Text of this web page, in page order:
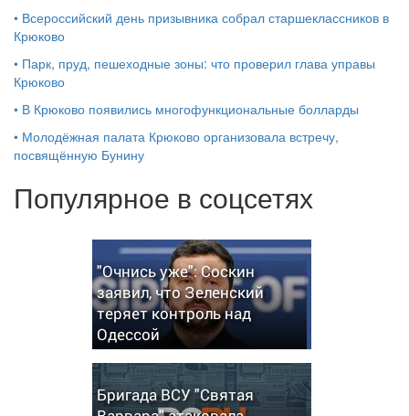
• Всероссийский день призывника собрал старшеклассников в
Крюково
• Парк, пруд, пешеходные зоны: что проверил глава управы
Крюково
• В Крюково появились многофункциональные болларды
• Молодёжная палата Крюково организовала встречу,
посвящённую Бунину
Популярное в соцсетях
"Очнись уже": Соскин
заявил, что Зеленский
теряет контроль над
Одессой
Бригада ВСУ "Святая